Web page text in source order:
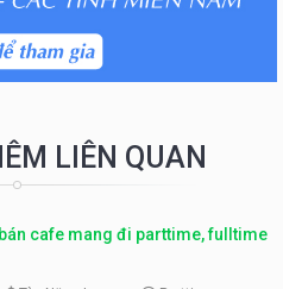
LIÊN QUAN
cafe mang đi parttime, fulltime